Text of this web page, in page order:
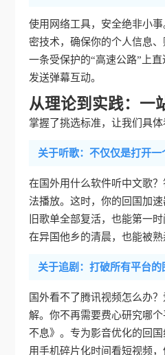
使用网络工具，安全绝非小
密技术，确保你的个人信息
一条受保护的“高速公路”上
发送弹幕互动。
从理论到实践：一
掌握了挑选标准，让我们具
关于听歌：不仅仅是打开一
在国外用什么软件听中文歌
法播放。这时，你的回国加
旧歌单全部复活，也能第一
在异国他乡的清晨，也能被熟
关于追剧：打破所有平台的
国外看不了腾讯视频怎么办
解。你不再需要费心研究哪
不息》。专为影音优化的回
用手机碎片化时间看短视频，